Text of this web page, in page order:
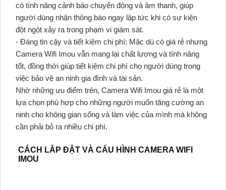
có tính năng cảnh báo chuyển động và âm thanh, giúp
người dùng nhận thông báo ngay lập tức khi có sự kiện
đột ngột xảy ra trong phạm vi giám sát.
- Đáng tin cậy và tiết kiệm chi phí: Mặc dù có giá rẻ nhưng
Camera Wifi Imou vẫn mang lại chất lượng và tính năng
tốt, đồng thời giúp tiết kiệm chi phí cho người dùng trong
việc bảo vệ an ninh gia đình và tài sản.
Nhờ những ưu điểm trên, Camera Wifi Imou giá rẻ là một
lựa chọn phù hợp cho những người muốn tăng cường an
ninh cho không gian sống và làm việc của mình mà không
cần phải bỏ ra nhiều chi phí.
CÁCH LẮP ĐẶT VÀ CẤU HÌNH CAMERA WIFI
IMOU